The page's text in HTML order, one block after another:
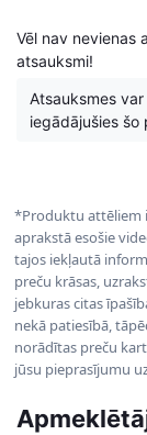
Vēl nav nevienas
atsauksmi!
Atsauksmes
iegādājušies šo
*Produktu attēliem
aprakstā esošie
tajos iekļautā
preču krāsas,
jebkuras citas
nekā patiesībā,
norādītas preču
jūsu pieprasījumu